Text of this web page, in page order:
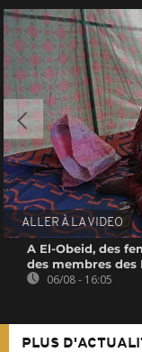
ALLER À LA VIDEO
A El-Obeid, des
des membres des
06/08 - 16:05
PLUS